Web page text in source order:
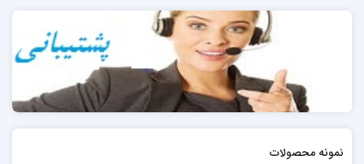
1.ضد حمله ساده
5.مرحله سازماندهی مجدد حمله
کاربرد اشکال گوناگون دفاع در هندبال
نمونه محصولات